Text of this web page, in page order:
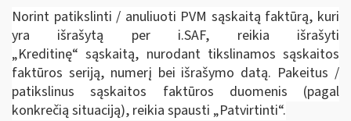
Norint patikslinti / anuliuoti PVM sąskaitą faktūrą, kuri
yra išrašytą per i.SAF, reikia išrašyti
„Kreditinę“ sąskaitą, nurodant tikslinamos sąskaitos
faktūros seriją, numerį bei išrašymo datą. Pakeitus /
patikslinus sąskaitos faktūros duomenis (pagal
konkrečią situaciją), reikia spausti „Patvirtinti“.